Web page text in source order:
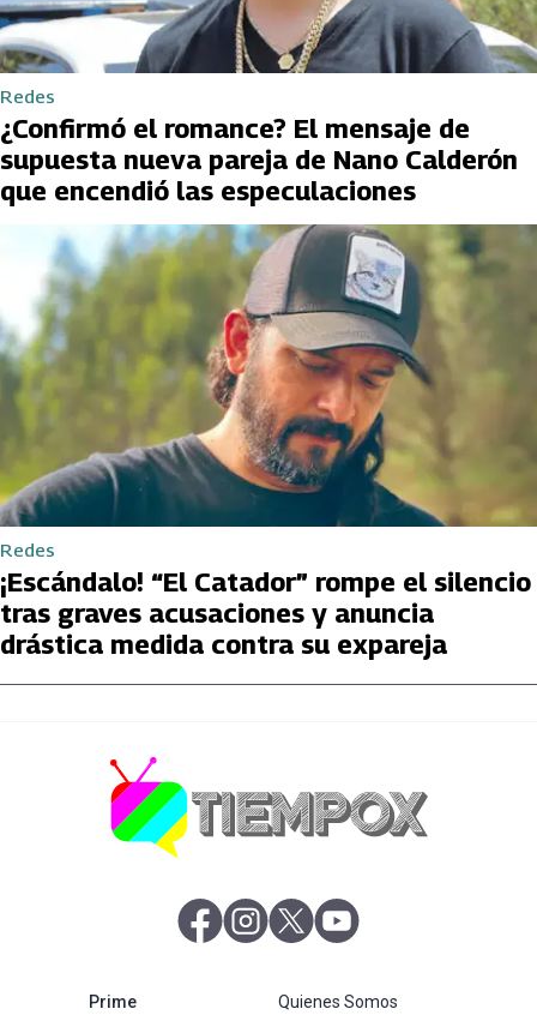
Redes
¿Confirmó el romance? El mensaje de
supuesta nueva pareja de Nano Calderón
que encendió las especulaciones
Redes
¡Escándalo! “El Catador” rompe el silencio
tras graves acusaciones y anuncia
drástica medida contra su expareja
abre en nueva pestaña
abre en nueva pestaña
abre en nueva pestaña
Primeabre en nueva pestañaQuienes Somos